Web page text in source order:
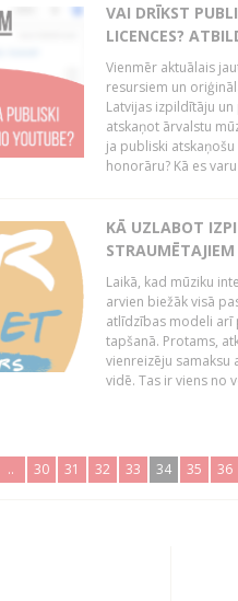
VAI DRĪKST
LICENCES?
Vienmēr aktuālais
resursiem un
Latvijas izpildītāju
atskaņot ārvalstu
ja publiski
honorāru? Kā es
KĀ UZLABOT
Laikā, kad mūziku
arvien biežāk visā
atlīdzības modeli arī
tapšanā. Protams,
vienreizēju
vidē. Tas ir viens no
.. 30 31 32 33 34 35 36